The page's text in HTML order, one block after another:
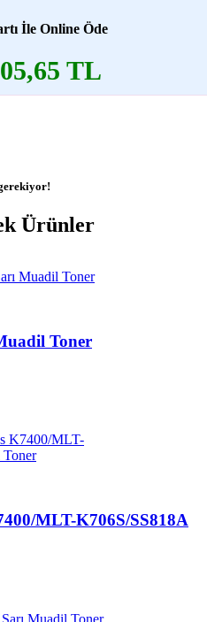
İle Online Öde
TL
Ürünler
Toner
MLT-K706S/SS818A